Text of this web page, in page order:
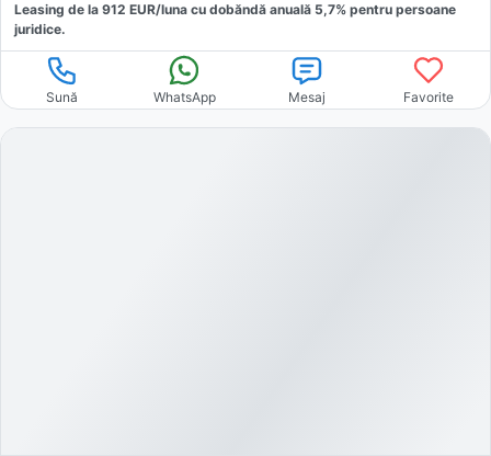
Leasing de la 912 EUR/luna cu dobăndă anuală 5,7% pentru persoane
juridice.
Sună WhatsApp Mesaj Favorite